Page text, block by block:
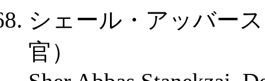
シェール・アッバー
官）